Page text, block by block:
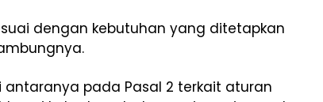
dengan kebutuhan yang ditetapkan
antaranya pada Pasal 2 terkait aturan